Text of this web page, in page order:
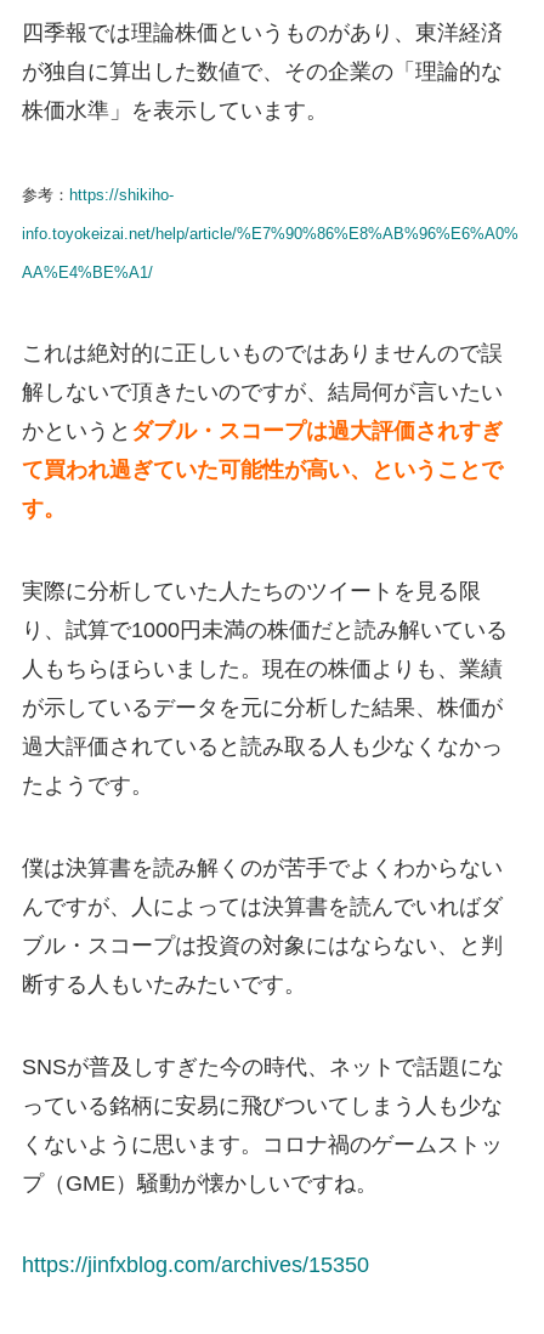
四季報では理論株価というものがあり、東洋経済
が独自に算出した数値で、その企業の「理論的な
株価水準」を表示しています。
参考： https://shikiho-
info.toyokeizai.net/help/article/%E7%90%86%E8%AB%96%E6%A0%
AA%E4%BE%A1/
これは絶対的に正しいものではありませんので誤
解しないで頂きたいのですが、結局何が言いたい
かというと ダブル・スコープは過大評価されすぎ
て買われ過ぎていた可能性が高い、ということで
す。
実際に分析していた人たちのツイートを見る限
り、試算で1000円未満の株価だと読み解いている
人もちらほらいました。現在の株価よりも、業績
が示しているデータを元に分析した結果、株価が
過大評価されていると読み取る人も少なくなかっ
たようです。
僕は決算書を読み解くのが苦手でよくわからない
んですが、人によっては決算書を読んでいればダ
ブル・スコープは投資の対象にはならない、と判
断する人もいたみたいです。
SNSが普及しすぎた今の時代、ネットで話題にな
っている銘柄に安易に飛びついてしまう人も少な
くないように思います。コロナ禍のゲームストッ
プ（GME）騒動が懐かしいですね。
https://jinfxblog.com/archives/15350